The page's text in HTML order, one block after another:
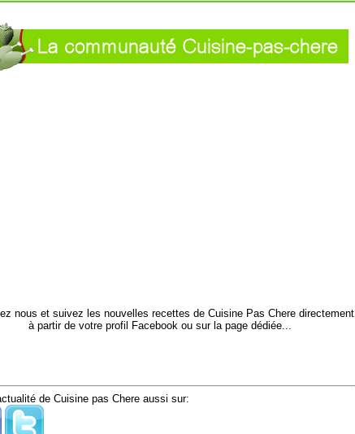
nous et suivez les nouvelles recettes de Cuisine Pas Chere directement
à partir de votre profil Facebook ou sur la page dédiée...
de Cuisine pas Chere aussi sur: